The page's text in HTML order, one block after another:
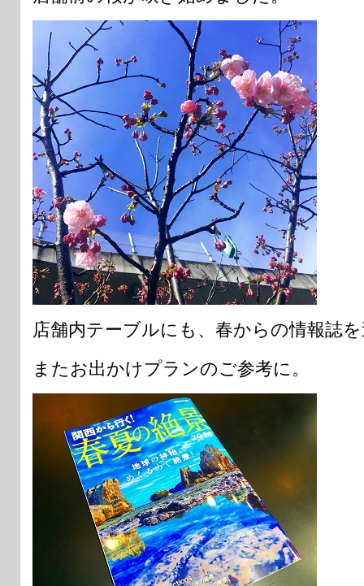
店舗内テーブルにも、春からの情報誌
またお出かけプランのご参考に。